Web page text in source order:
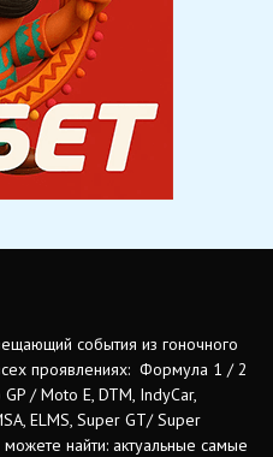
события из гоночного
проявлениях: Формула 1 / 2
/ Moto E, DTM, IndyCar,
ELMS, Super GT/ Super
найти: актуальные самые